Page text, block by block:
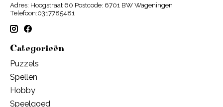
Adres: Hoogstraat 60 Postcode: 6701 BW Wageningen
Telefoon:0317785481
Categorieën
Puzzels
Spellen
Hobby
Speelgoed